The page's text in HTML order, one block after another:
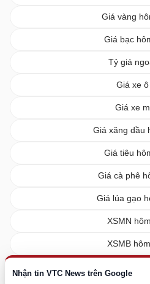
Nhận tin VTC News trên Google
Giá vàng
Giá bạc
Tỷ giá
Giá xe
Giá xe
Giá xăng dầu
Giá tiêu
Giá cà phê
Giá lúa gạo
XSMN
XSMB